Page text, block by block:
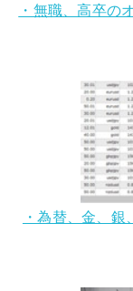
・無職、高卒の
・為替、金、